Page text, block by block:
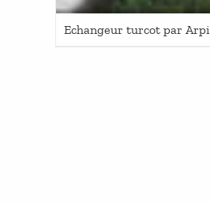
Echangeur turcot par Arpi